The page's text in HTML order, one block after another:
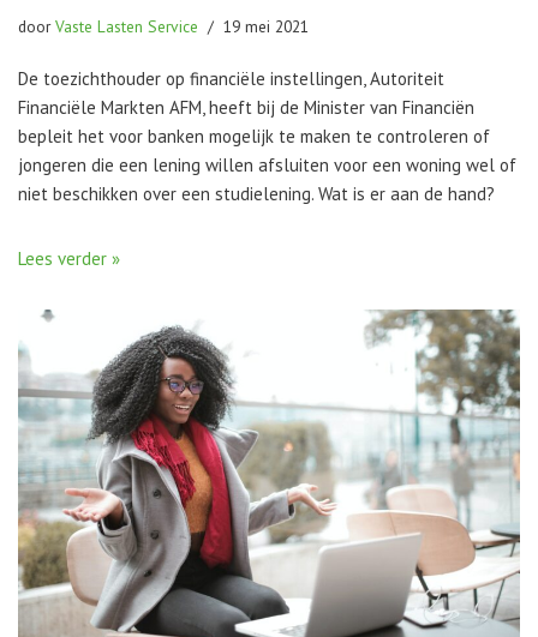
doorVaste Lasten Service 19 mei 2021
De toezichthouder op financiële instellingen, Autoriteit
Financiële Markten AFM, heeft bij de Minister van Financiën
bepleit het voor banken mogelijk te maken te controleren of
jongeren die een lening willen afsluiten voor een woning wel of
niet beschikken over een studielening. Wat is er aan de hand?
Lees verder »